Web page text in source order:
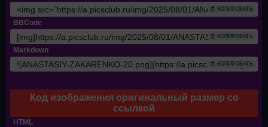
🧾 КОПИРОВАТЬ
BBCode
🧾 КОПИРОВАТЬ
Markdown
🧾 КОПИРОВАТЬ
Код изображения оригинальный размер со
ссылкой
HTML